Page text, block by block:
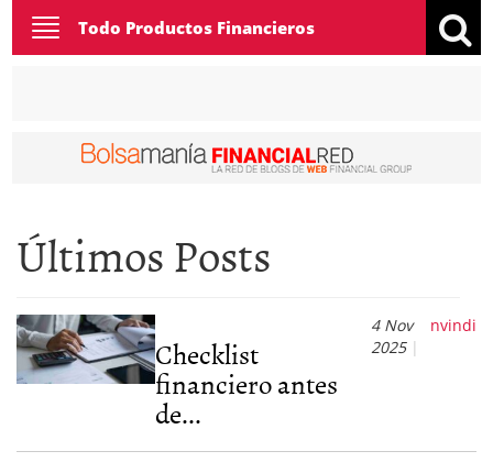
Toggle
navigation
Todo Productos Financieros
Últimos Posts
Checklist
financiero antes
de...
4 Nov
2025
nvindi